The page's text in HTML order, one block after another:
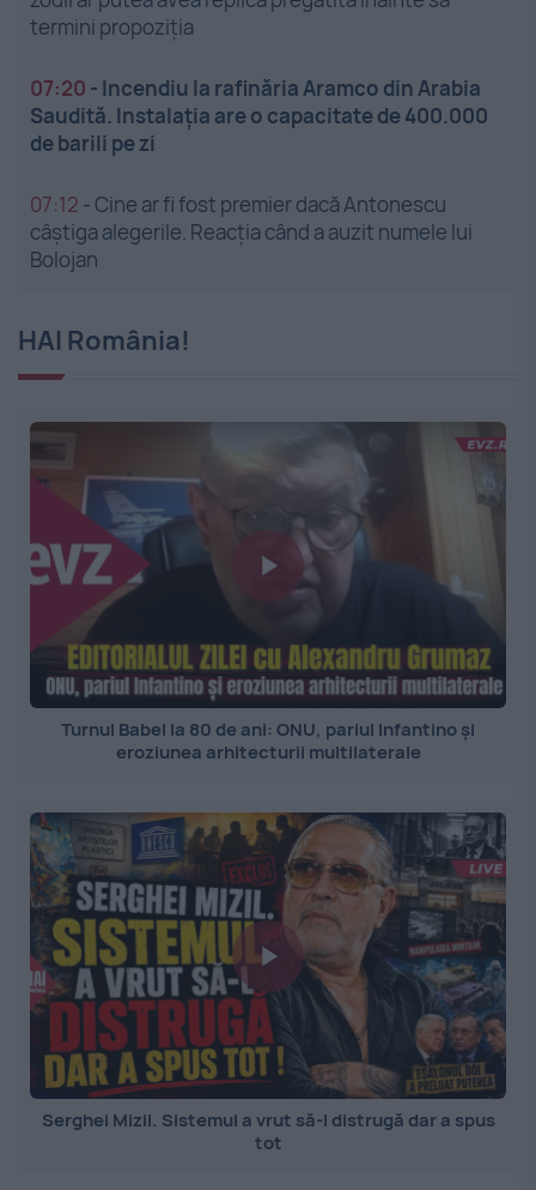
termini propoziția
07:20 - Incendiu la rafinăria Aramco din Arabia
Saudită. Instalația are o capacitate de 400.000
de barili pe zi
07:12 -Cine ar fi fost premier dacă Antonescu
câștiga alegerile. Reacția când a auzit numele lui
Bolojan
HAI România!
Turnul Babel la 80 de ani: ONU, pariul Infantino și
eroziunea arhitecturii multilaterale
Serghei Mizil. Sistemul a vrut să-l distrugă dar a spus
tot